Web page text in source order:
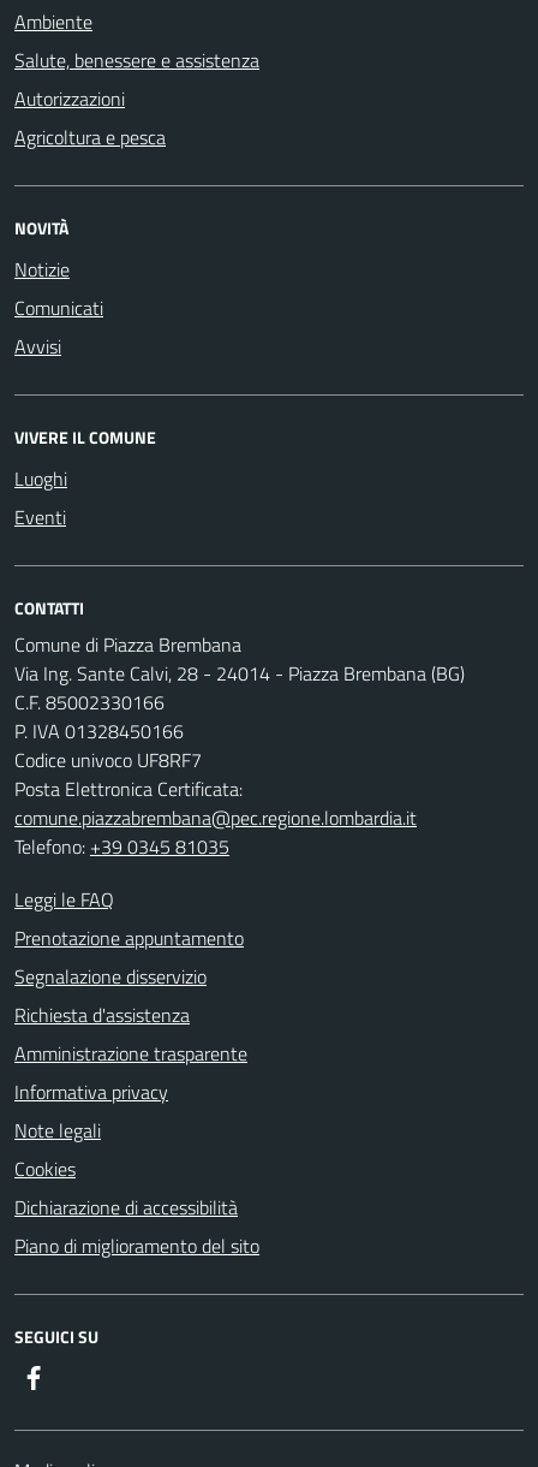
Ambiente
Salute, benessere e assistenza
Autorizzazioni
Agricoltura e pesca
NOVITÀ
Notizie
Comunicati
Avvisi
VIVERE IL COMUNE
Luoghi
Eventi
CONTATTI
Comune di Piazza Brembana
Via Ing. Sante Calvi, 28 - 24014 - Piazza Brembana (BG)
C.F. 85002330166
P. IVA 01328450166
Codice univoco UF8RF7
Posta Elettronica Certificata:
comune.piazzabrembana@pec.regione.lombardia.it
Telefono: +39 0345 81035
Leggi le FAQ
Prenotazione appuntamento
Segnalazione disservizio
Richiesta d'assistenza
Amministrazione trasparente
Informativa privacy
Note legali
Cookies
Dichiarazione di accessibilità
Piano di miglioramento del sito
SEGUICI SU